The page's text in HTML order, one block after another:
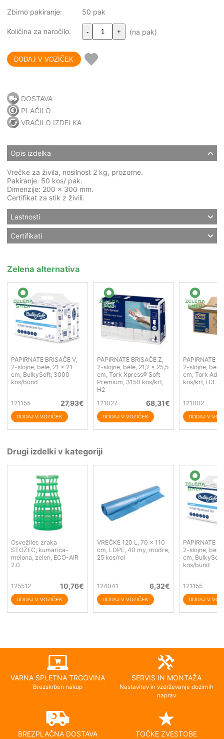
Zbirno pakiranje:
50 pak
Količina za naročilo: - + (na pak)
DOSTAVA
PLAČILO
VRAČILO IZDELKA
Opis izdelka
Vrečke za živila, nosilnost 2 kg, prozorne.
Pakiranje: 50 kos/ pak.
Dimenzije: 200 x 300 mm.
Certifikat za stik z živili.
Lastnosti
Certifikati
Zelena alternativa
PAPIRNATE BRISAČE V,
2-slojne, bele, 21 x 21
cm, BulkySoft, 3000
kos/bund
121155 27,93€
PAPIRNATE BRISAČE Z,
2-slojne, bele, 21,2 x 25,5
cm, Tork Xpress® Soft
Premium, 3150 kos/krt,
H2
121027
68,31€
PAPIRNATE
2-slojne,
cm, Tork
kos/krt, H3
121002
Drugi izdelki v kategoriji
Osvežilec zraka
STOŽEC, kumarica-
melona, zelen, ECO-AIR
2.0
125512 10,76€
VREČKE 120 L, 70 x 110
cm, LDPE, 40 my, modre,
25 kos/rol
124041 6,32€
PAPIRNATE
2-slojne, bele,
cm,
kos/bund
121155
VARNA SPLETNA TRGOVINA
Brezskrben nakup
SERVIS IN MONTAŽA
Nastavitev in vzdrževanje dozirnih
naprav
BREZPLAČNA DOSTAVA TOČKE ZVESTOBE